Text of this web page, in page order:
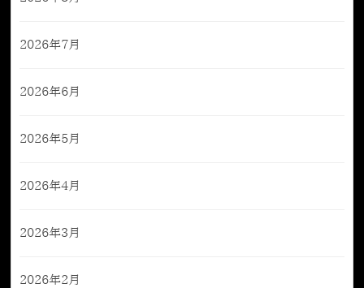
2026年7月
2026年6月
2026年5月
2026年4月
2026年3月
2026年2月